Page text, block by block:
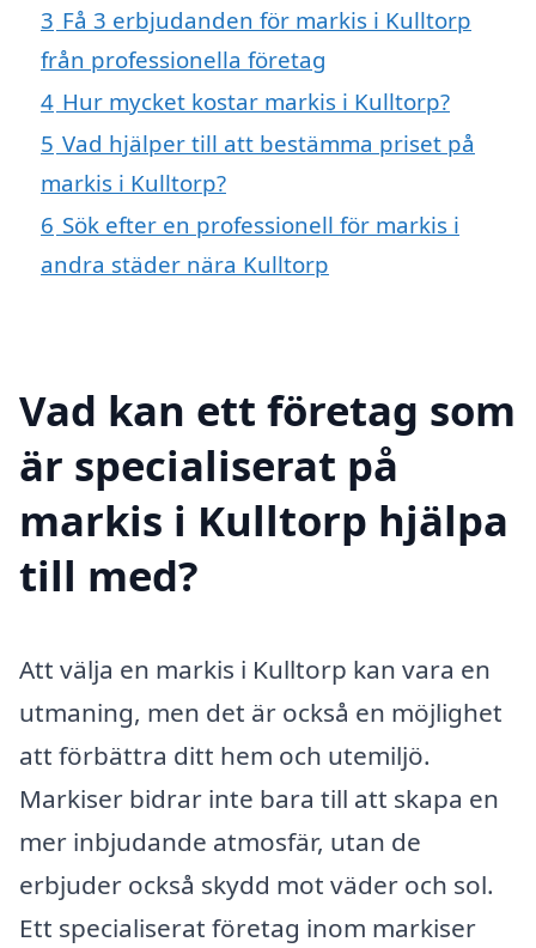
3 Få 3 erbjudanden för markis i Kulltorp
från professionella företag
4 Hur mycket kostar markis i Kulltorp?
5 Vad hjälper till att bestämma priset på
markis i Kulltorp?
6 Sök efter en professionell för markis i
andra städer nära Kulltorp
Vad kan ett företag som
är specialiserat på
markis i Kulltorp hjälpa
till med?
Att välja en markis i Kulltorp kan vara en
utmaning, men det är också en möjlighet
att förbättra ditt hem och utemiljö.
Markiser bidrar inte bara till att skapa en
mer inbjudande atmosfär, utan de
erbjuder också skydd mot väder och sol.
Ett specialiserat företag inom markiser